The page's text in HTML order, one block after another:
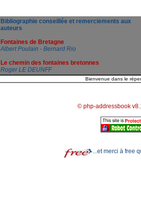
Bibliographie conseillée et remerciements aux
auteurs
Fontaines de Bretagne
Albert Poulain - Bernard Rio
Le chemin des fontaines bretonnes
Roger LE DEUNFF
© php-addressbook
...et merci à free